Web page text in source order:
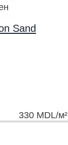
Sand
330 MDL/м²